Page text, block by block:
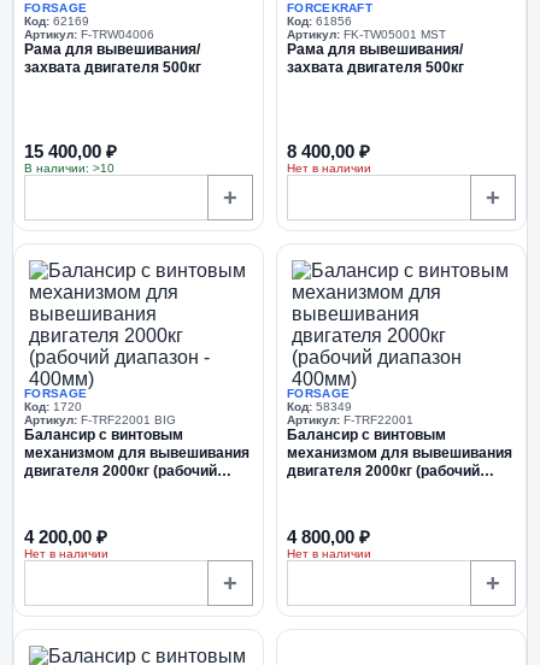
FORSAGE
Код: 62169
Артикул: F-TRW04006
Рама для вывешивания/
захвата двигателя 500кг
15 400,00 ₽
В наличии: >10
+
FORCEKRAFT
Код: 61856
Артикул: FK-TW05001 MST
Рама для вывешивания/
захвата двигателя 500кг
8 400,00 ₽
Нет в наличии
+
FORSAGE
Код: 1720
Артикул: F-TRF22001 BIG
Балансир с винтовым
механизмом для вывешивания
двигателя 2000кг (рабочий
4 200,00 ₽
Нет в наличии
+
FORSAGE
Код: 58349
Артикул: F-TRF22001
Балансир с винтовым
механизмом для вывешивания
двигателя 2000кг (рабочий
4 800,00 ₽
Нет в наличии
+